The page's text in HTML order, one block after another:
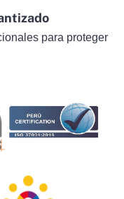
para proteger